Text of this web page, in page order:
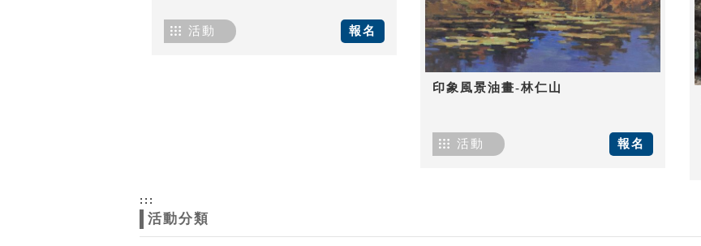
報名
活動
印象風景油畫-林仁山
報名
活動
:::
活動分類